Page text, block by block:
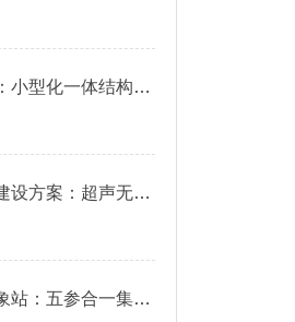
区域气象站方案：小型化一体结构，简易立杆快速免布线安装
区域自动气象站建设方案：超声无机械测风，防冻防尘常年稳定监测
区域建设自动气象站：五参合一集成机身，温湿风压雨量同步采集